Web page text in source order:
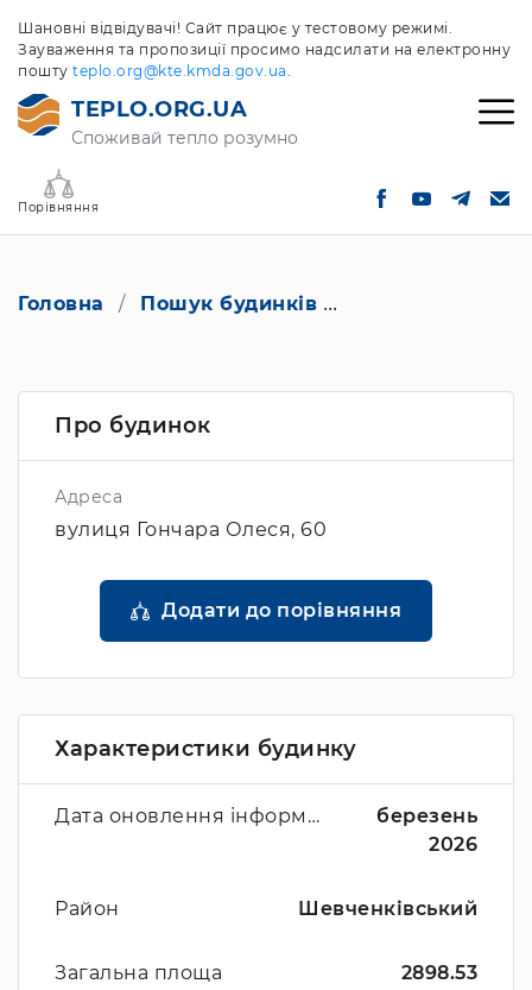
Шановні відвідувачі! Сайт працює у тестовому режимі.
Зауваження та пропозиції просимо надсилати на електронну
пошту teplo.org@kte.kmda.gov.ua.
TEPLO.ORG.UA
Споживай тепло розумно
Порівняння
Головна Пошук будинків
Про будинок
Адреса
вулиця Гончара Олеся, 60
Додати до порівняння
Характеристики будинку
Дата оновлення інформації
березень
2026
Район Шевченківський
Загальна площа 2898.53